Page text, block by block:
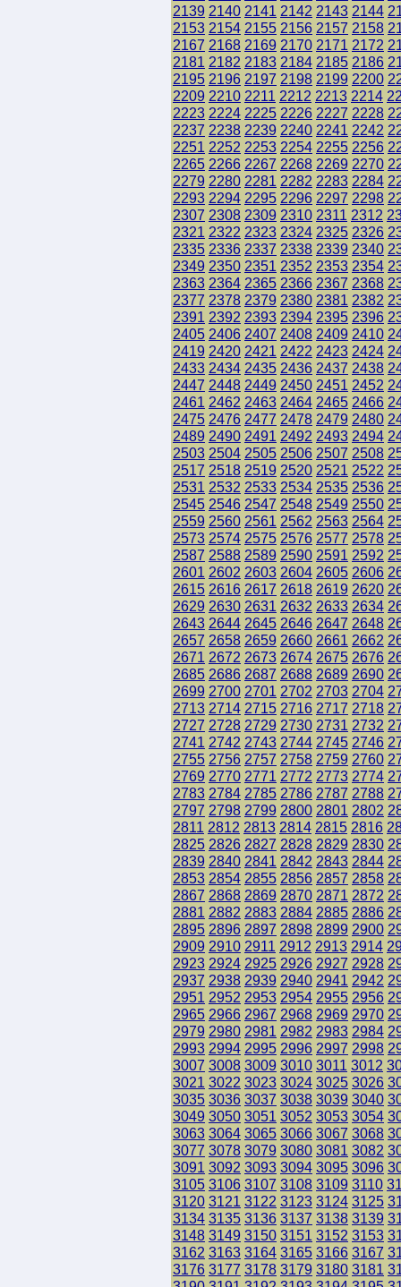
2139 2140 2141 2142 2143 2144
2153 2154 2155 2156 2157 2158
2167 2168 2169 2170 2171 2172
2181 2182 2183 2184 2185 2186
2195 2196 2197 2198 2199 2200
2209 2210 2211 2212 2213 2214
2223 2224 2225 2226 2227 2228
2237 2238 2239 2240 2241 2242
2251 2252 2253 2254 2255 2256
2265 2266 2267 2268 2269 2270
2279 2280 2281 2282 2283 2284
2293 2294 2295 2296 2297 2298
2307 2308 2309 2310 2311 2312
2321 2322 2323 2324 2325 2326
2335 2336 2337 2338 2339 2340
2349 2350 2351 2352 2353 2354
2363 2364 2365 2366 2367 2368
2377 2378 2379 2380 2381 2382
2391 2392 2393 2394 2395 2396
2405 2406 2407 2408 2409 2410
2419 2420 2421 2422 2423 2424
2433 2434 2435 2436 2437 2438
2447 2448 2449 2450 2451 2452
2461 2462 2463 2464 2465 2466
2475 2476 2477 2478 2479 2480
2489 2490 2491 2492 2493 2494
2503 2504 2505 2506 2507 2508
2517 2518 2519 2520 2521 2522
2531 2532 2533 2534 2535 2536
2545 2546 2547 2548 2549 2550
2559 2560 2561 2562 2563 2564
2573 2574 2575 2576 2577 2578
2587 2588 2589 2590 2591 2592
2601 2602 2603 2604 2605 2606
2615 2616 2617 2618 2619 2620
2629 2630 2631 2632 2633 2634
2643 2644 2645 2646 2647 2648
2657 2658 2659 2660 2661 2662
2671 2672 2673 2674 2675 2676
2685 2686 2687 2688 2689 2690
2699 2700 2701 2702 2703 2704
2713 2714 2715 2716 2717 2718
2727 2728 2729 2730 2731 2732
2741 2742 2743 2744 2745 2746
2755 2756 2757 2758 2759 2760
2769 2770 2771 2772 2773 2774
2783 2784 2785 2786 2787 2788
2797 2798 2799 2800 2801 2802
2811 2812 2813 2814 2815 2816
2825 2826 2827 2828 2829 2830
2839 2840 2841 2842 2843 2844
2853 2854 2855 2856 2857 2858
2867 2868 2869 2870 2871 2872
2881 2882 2883 2884 2885 2886
2895 2896 2897 2898 2899 2900
2909 2910 2911 2912 2913 2914
2923 2924 2925 2926 2927 2928
2937 2938 2939 2940 2941 2942
2951 2952 2953 2954 2955 2956
2965 2966 2967 2968 2969 2970
2979 2980 2981 2982 2983 2984
2993 2994 2995 2996 2997 2998
3007 3008 3009 3010 3011 3012
3021 3022 3023 3024 3025 3026
3035 3036 3037 3038 3039 3040
3049 3050 3051 3052 3053 3054
3063 3064 3065 3066 3067 3068
3077 3078 3079 3080 3081 3082
3091 3092 3093 3094 3095 3096
3105 3106 3107 3108 3109 3110
3120 3121 3122 3123 3124 3125
3134 3135 3136 3137 3138 3139
3148 3149 3150 3151 3152 3153
3162 3163 3164 3165 3166 3167
3176 3177 3178 3179 3180 3181